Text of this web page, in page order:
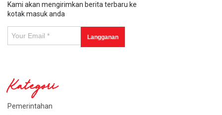
Kami akan mengirimkan berita terbaru ke
kotak masuk anda
Kategori
Pemerintahan